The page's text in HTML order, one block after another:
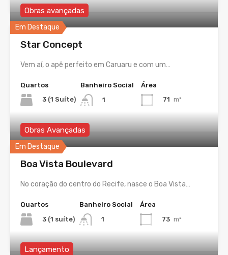
Em Destaque
Obras avançadas
Star Concept
Vem aí, o apê perfeito em Caruaru e com um…
Quartos
3 (1 Suíte)
Banheiro Social
1
Área
71 m²
Em Destaque
Obras Avançadas
Boa Vista Boulevard
No coração do centro do Recife, nasce o Boa Vista…
Quartos
3 (1 suíte)
Banheiro Social
1
Área
73 m²
Lançamento